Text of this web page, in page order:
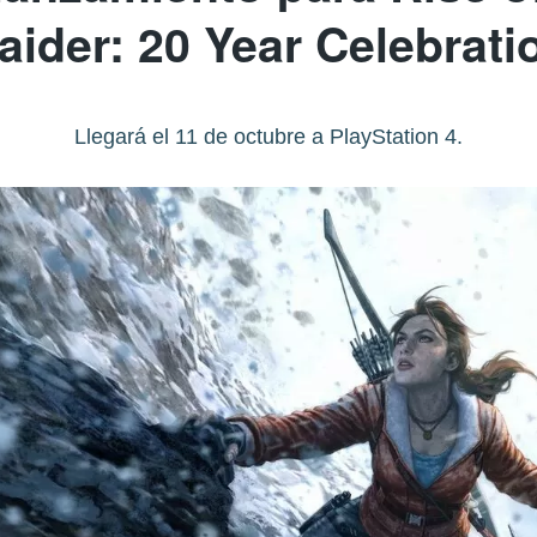
20 Year
Llegará el 11 de octubre a PlayStation 4.